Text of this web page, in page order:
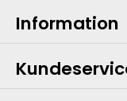
Information